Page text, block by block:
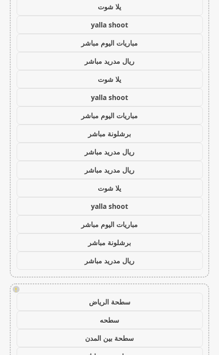
يلا شوت
yalla shoot
مباريات اليوم مباشر
ريال مدريد مباشر
يلا شوت
yalla shoot
مباريات اليوم مباشر
برشلونة مباشر
ريال مدريد مباشر
ريال مدريد مباشر
يلا شوت
yalla shoot
مباريات اليوم مباشر
برشلونة مباشر
ريال مدريد مباشر
!
سطحة الرياض
سطحه
سطحة بين المدن